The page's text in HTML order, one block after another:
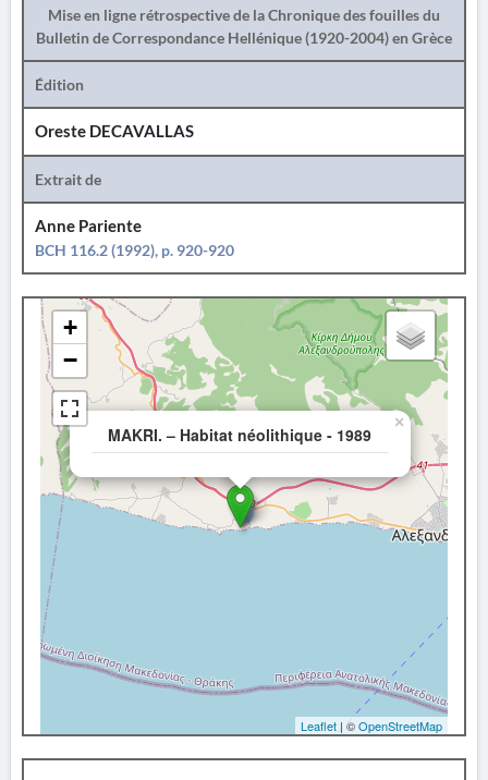
Mise en ligne rétrospective de la Chronique des fouilles du
Bulletin de Correspondance Hellénique (1920-2004) en Grèce
Édition
Oreste DECAVALLAS
Extrait de
Anne Pariente
BCH 116.2 (1992), p. 920-920
MAKRI. – Habitat néolithique - 1989
×
+
−
Leaflet | ©OpenStreetMap